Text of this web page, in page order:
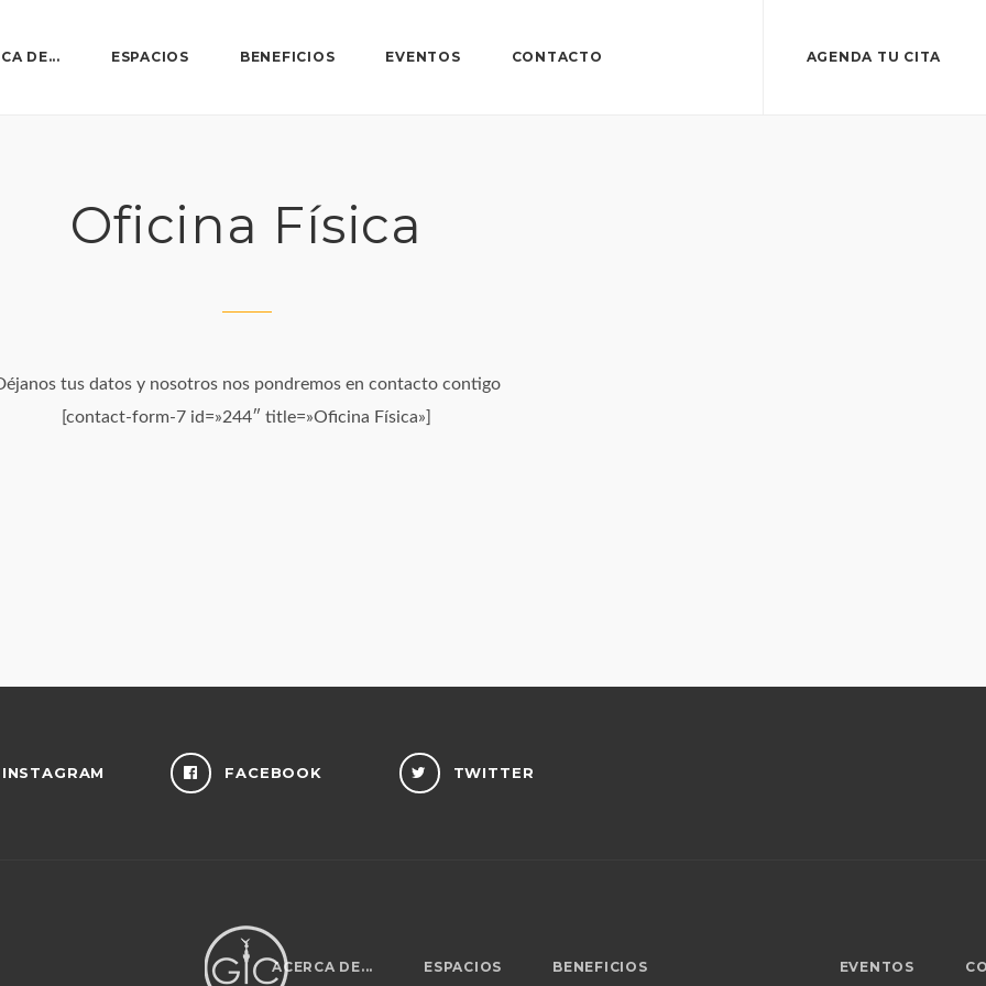
DE... ESPACIOS BENEFICIOS EVENTOS CONTACTO AGENDA TU CITA
Oficina Física
tus datos y nosotros nos pondremos en contacto contigo
[contact-form-7 id=»244″ title=»Oficina Física»]
INSTAGRAM FACEBOOK TWITTER
ACERCA DE... ESPACIOS BENEFICIOS EVENTOS